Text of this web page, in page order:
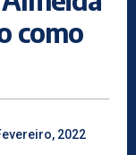
como
2022